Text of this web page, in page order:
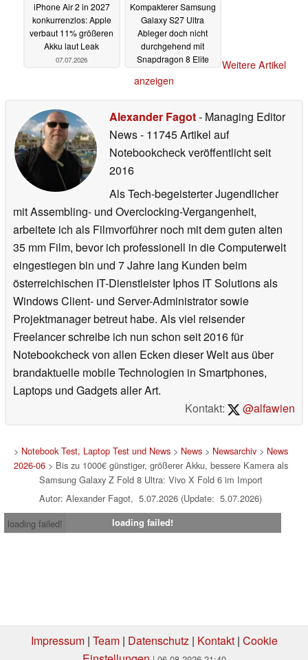
iPhone Air 2 in 2027
konkurrenzlos: Apple
verbaut 11% größeren
Akku laut Leak
07.07.2026
Kompakterer Samsung
Galaxy S27 Ultra
Ableger doch nicht
durchgehend mit
Snapdragon 8 Elite
Weitere Artikel
anzeigen
Alexander Fagot- Managing Editor
News- 11745 Artikel auf
Notebookcheck veröffentlichtseit
2016
Als Tech-begeisterter Jugendlicher
mit Assembling- und Overclocking-Vergangenheit,
arbeitete ich als Filmvorführer noch mit dem guten alten
35 mm Film, bevor ich professionell in die Computerwelt
eingestiegen bin und 7 Jahre lang Kunden beim
österreichischen IT-Dienstleister Iphos IT Solutions als
Windows Client- und Server-Administrator sowie
Projektmanager betreut habe. Als viel reisender
Freelancer schreibe ich nun schon seit 2016 für
Notebookcheck von allen Ecken dieser Welt aus über
brandaktuelle mobile Technologien in Smartphones,
Laptops und Gadgets aller Art.
Kontakt:
@alfawien
> Notebook Test, Laptop Test und News> News> Newsarchiv> News
2026-06> Bis zu 1000€ günstiger, größerer Akku, bessere Kamera als
Samsung Galaxy Z Fold 8 Ultra: Vivo X Fold 6 im Import
Autor: Alexander Fagot, 5.07.2026 (Update: 5.07.2026)
loading failed!
loading failed!
Impressum| Team| Datenschutz| Kontakt| Cookie